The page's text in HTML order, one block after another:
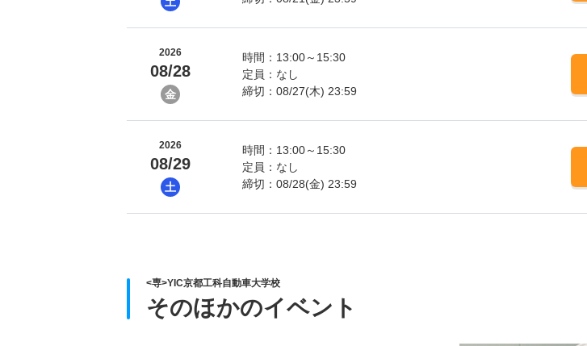
2026
08/28
金
時間：13:00～15:30
定員：なし
締切：08/27(木) 23:59
2026
08/29
土
時間：13:00～15:30
定員：なし
締切：08/28(金) 23:59
<専>YIC京都工科自動車大学校
そのほかのイベント